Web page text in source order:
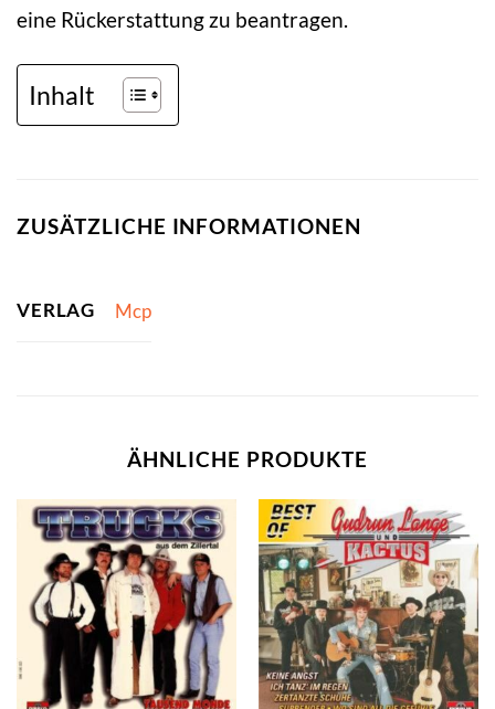
eine Rückerstattung zu beantragen.
Inhalt
ZUSÄTZLICHE INFORMATIONEN
VERLAG Mcp
ÄHNLICHE PRODUKTE